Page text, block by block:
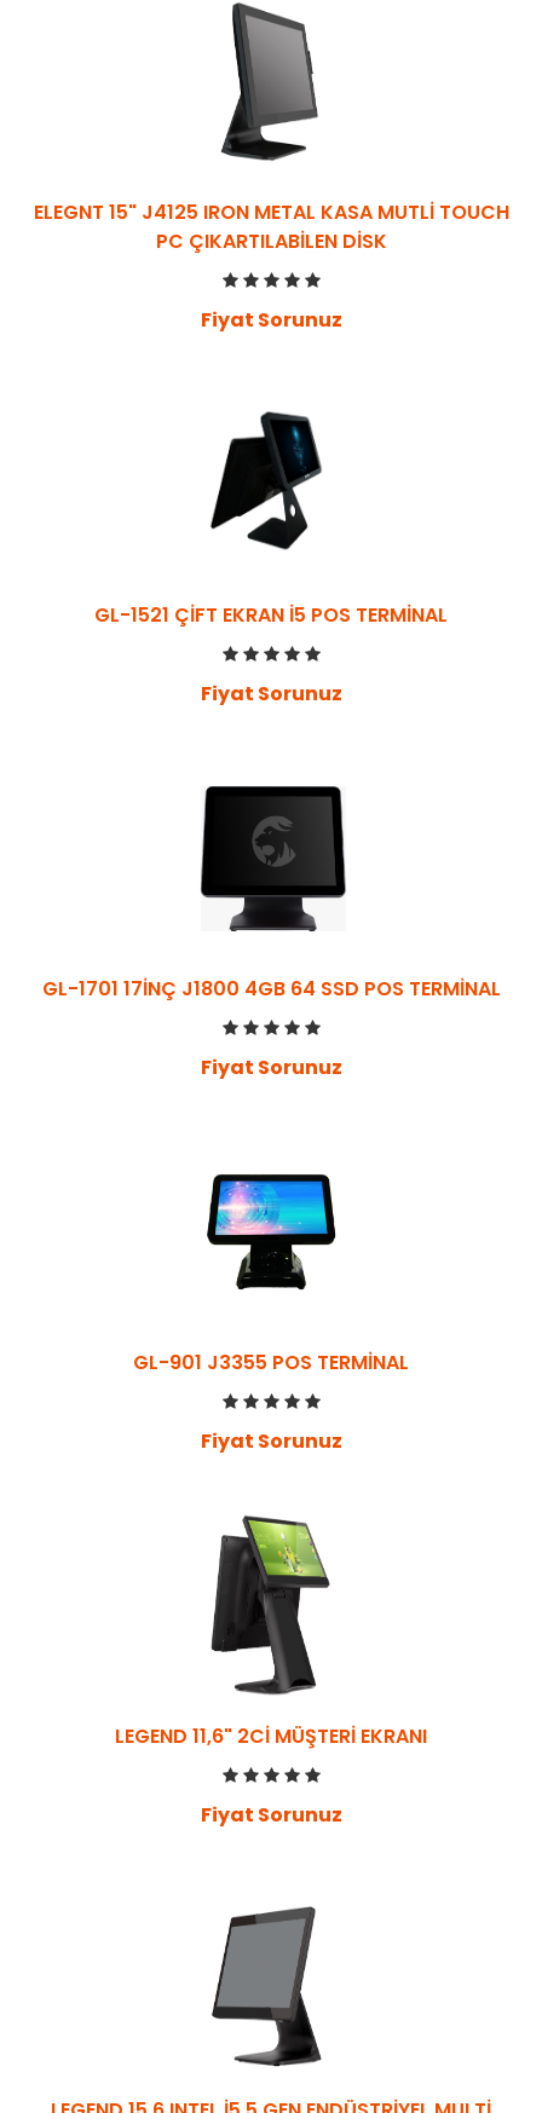
ELEGNT 15" J4125 IRON METAL KASA MUTLİ TOUCH
PC ÇIKARTILABILEN DISK
Fiyat Sorunuz
GL-1521 ÇİFT EKRAN İ5 POS TERMİNAL
Fiyat Sorunuz
GL-1701 17İNÇ J1800 4GB 64 SSD POS TERMİNAL
Fiyat Sorunuz
GL-901 J3355 POS TERMİNAL
Fiyat Sorunuz
LEGEND 11,6" 2Cİ MÜŞTERİ EKRANI
Fiyat Sorunuz